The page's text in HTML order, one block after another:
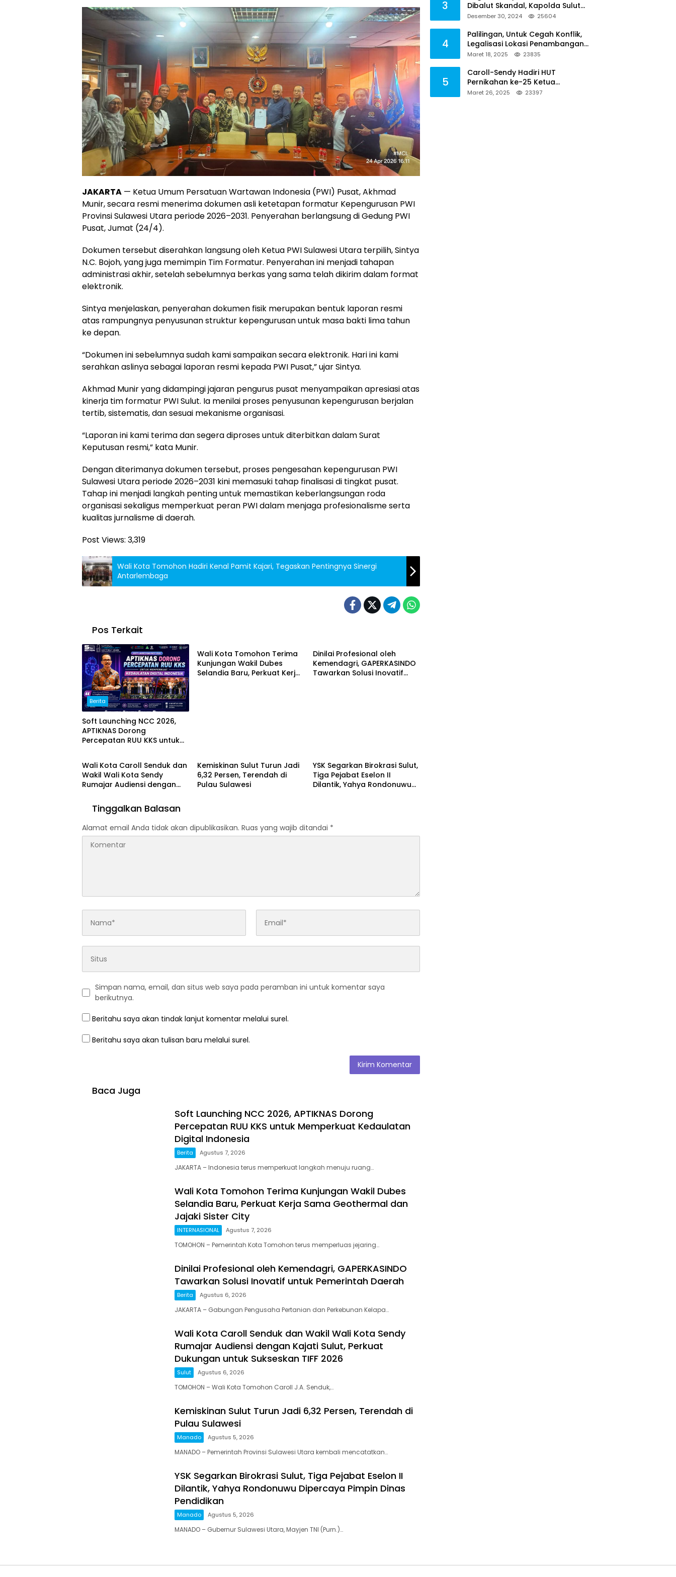
JAKARTA — Ketua Umum Persatuan Wartawan Indonesia (PWI) Pusat, Akhmad
Munir, secara resmi menerima dokumen asli ketetapan formatur Kepengurusan PWI
Provinsi Sulawesi Utara periode 2026–2031. Penyerahan berlangsung di Gedung PWI
Pusat, Jumat (24/4).
Dokumen tersebut diserahkan langsung oleh Ketua PWI Sulawesi Utara terpilih, Sintya
N.C. Bojoh, yang juga memimpin Tim Formatur. Penyerahan ini menjadi tahapan
administrasi akhir, setelah sebelumnya berkas yang sama telah dikirim dalam format
elektronik.
Sintya menjelaskan, penyerahan dokumen fisik merupakan bentuk laporan resmi
atas rampungnya penyusunan struktur kepengurusan untuk masa bakti lima tahun
ke depan.
“Dokumen ini sebelumnya sudah kami sampaikan secara elektronik. Hari ini kami
serahkan aslinya sebagai laporan resmi kepada PWI Pusat,” ujar Sintya.
Akhmad Munir yang didampingi jajaran pengurus pusat menyampaikan apresiasi atas
kinerja tim formatur PWI Sulut. Ia menilai proses penyusunan kepengurusan berjalan
tertib, sistematis, dan sesuai mekanisme organisasi.
“Laporan ini kami terima dan segera diproses untuk diterbitkan dalam Surat
Keputusan resmi,” kata Munir.
Dengan diterimanya dokumen tersebut, proses pengesahan kepengurusan PWI
Sulawesi Utara periode 2026–2031 kini memasuki tahap finalisasi di tingkat pusat.
Tahap ini menjadi langkah penting untuk memastikan keberlangsungan roda
organisasi sekaligus memperkuat peran PWI dalam menjaga profesionalisme serta
kualitas jurnalisme di daerah.
Post Views: 3,319
Wali Kota Tomohon Hadiri Kenal Pamit Kajari, Tegaskan Pentingnya Sinergi
Antarlembaga
Pos Terkait
Berita
Soft Launching NCC 2026,
APTIKNAS Dorong
Percepatan RUU KKS untuk
Wali Kota Tomohon Terima
Kunjungan Wakil Dubes
Selandia Baru, Perkuat Kerja
Dinilai Profesional oleh
Kemendagri, GAPERKASINDO
Tawarkan Solusi Inovatif
Sulut
Wali Kota Caroll Senduk dan
Wakil Wali Kota Sendy
Rumajar Audiensi dengan
Dukungan untuk Sukseskan
TIFF 2026
Kemiskinan Sulut Turun Jadi
6,32 Persen, Terendah di
Pulau Sulawesi
YSK Segarkan Birokrasi Sulut,
Tiga Pejabat Eselon II
Dilantik, Yahya Rondonuwu
Tinggalkan Balasan
Alamat email Anda tidak akan dipublikasikan. Ruas yang wajib ditandai *
Simpan nama, email, dan situs web saya pada peramban ini untuk komentar saya
berikutnya.
Beritahu saya akan tindak lanjut komentar melalui surel.
Beritahu saya akan tulisan baru melalui surel.
Baca Juga
Soft Launching NCC 2026, APTIKNAS Dorong
Percepatan RUU KKS untuk Memperkuat Kedaulatan
Digital Indonesia
Berita Agustus 7, 2026
JAKARTA – Indonesia terus memperkuat langkah menuju ruang…
Wali Kota Tomohon Terima Kunjungan Wakil Dubes
Selandia Baru, Perkuat Kerja Sama Geothermal dan
Jajaki Sister City
INTERNASIONAL Agustus 7, 2026
TOMOHON – Pemerintah Kota Tomohon terus memperluas jejaring…
Dinilai Profesional oleh Kemendagri, GAPERKASINDO
Tawarkan Solusi Inovatif untuk Pemerintah Daerah
Berita Agustus 6, 2026
JAKARTA – Gabungan Pengusaha Pertanian dan Perkebunan Kelapa…
Wali Kota Caroll Senduk dan Wakil Wali Kota Sendy
Rumajar Audiensi dengan Kajati Sulut, Perkuat
Dukungan untuk Sukseskan TIFF 2026
Sulut Agustus 6, 2026
TOMOHON – Wali Kota Tomohon Caroll J.A. Senduk,…
Kemiskinan Sulut Turun Jadi 6,32 Persen, Terendah di
Pulau Sulawesi
Manado Agustus 5, 2026
MANADO – Pemerintah Provinsi Sulawesi Utara kembali mencatatkan…
YSK Segarkan Birokrasi Sulut, Tiga Pejabat Eselon II
Dilantik, Yahya Rondonuwu Dipercaya Pimpin Dinas
Pendidikan
Manado Agustus 5, 2026
MANADO – Gubernur Sulawesi Utara, Mayjen TNI (Purn.)…
3
Dibalut Skandal, Kapolda Sulut
Diminta Menseriusi Hal ini
Desember 30, 2024 25604
4
Palilingan, Untuk Cegah Konflik,
Legalisasi Lokasi Penambangan
Solusinya
Maret 18, 2025 23835
5
Caroll-Sendy Hadiri HUT
Pernikahan ke-25 Ketua
Pengadilan Negeri Tondano
Maret 26, 2025 23397